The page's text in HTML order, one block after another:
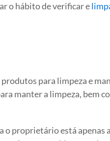
o hábito de verificar e
para limpeza e
manter a limpeza, bem
o proprietário está apenas